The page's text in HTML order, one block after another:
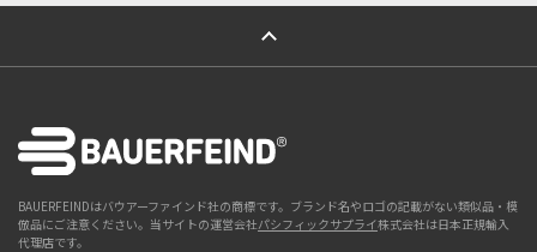
ページトップへ
BAUERFEINDはバウアーファインド社の商標です。ブランド名やロゴの記載がない類似品・模
倣品にご注意ください。当サイトの運営会社パシフィックサプライ株式会社は日本正規輸入
代理店です。